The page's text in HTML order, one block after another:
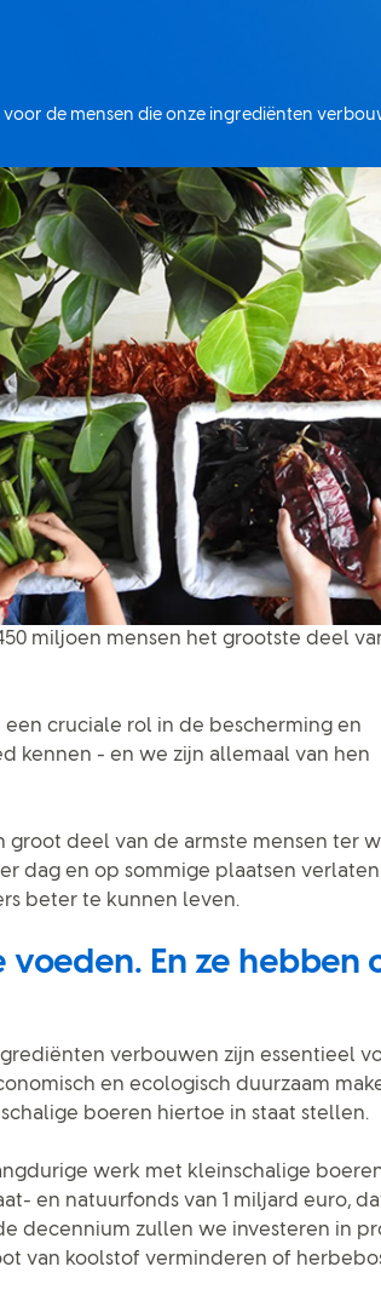
voor de mensen die onze ingrediënten
miljoen mensen het grootste deel
cruciale rol in de bescherming en
kennen - en we zijn allemaal van hen
groot deel van de armste mensen ter
dag en op sommige plaatsen
beter te kunnen leven.
En ze hebben
verbouwen zijn essentieel
en ecologisch duurzaam
boeren hiertoe in staat stellen.
werk met kleinschalige
en natuurfonds van 1 miljard euro,
decennium zullen we investeren in
van koolstof verminderen of